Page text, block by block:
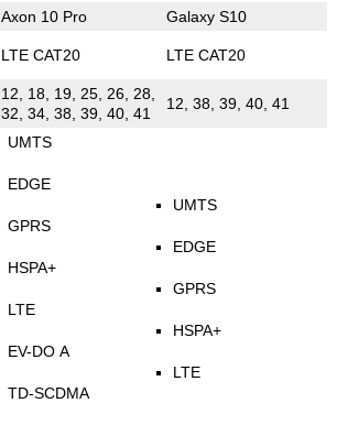
Axon 10 Pro Galaxy S10
LTE CAT20 LTE CAT20
12, 18, 19, 25, 26, 28,
32, 34, 38, 39, 40, 41
12, 38, 39, 40, 41
UMTS
EDGE
GPRS
HSPA+
LTE
EV-DO A
TD-SCDMA
UMTS
EDGE
GPRS
HSPA+
LTE